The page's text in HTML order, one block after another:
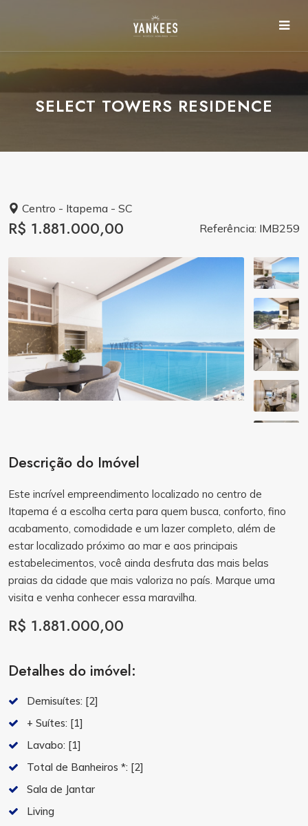
SELECT TOWERS RESIDENCE
Centro - Itapema - SC
R$ 1.881.000,00 Referência: IMB259
Descrição do Imóvel
Este incrível empreendimento localizado no centro de
Itapema é a escolha certa para quem busca, conforto, fino
acabamento, comodidade e um lazer completo, além de
estar localizado próximo ao mar e aos principais
estabelecimentos, você ainda desfruta das mais belas
praias da cidade que mais valoriza no país. Marque uma
visita e venha conhecer essa maravilha.
R$ 1.881.000,00
Detalhes do imóvel:
Demisuítes: [2]
+ Suítes: [1]
Lavabo: [1]
Total de Banheiros *: [2]
Sala de Jantar
Living